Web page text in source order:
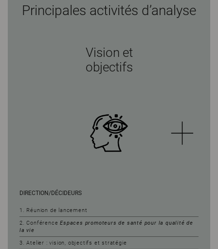
Principales activités d’analyse
Vision et
objectifs
DIRECTION/DÉCIDEURS
1. Réunion de lancement
2. ConférenceEspaces promoteurs de santé pour la qualité de
la vie
3. Atelier : vision, objectifs et stratégie